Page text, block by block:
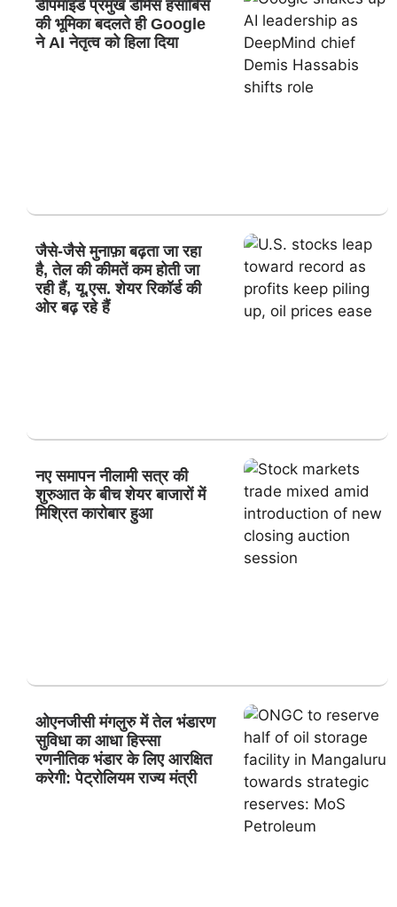
डीपमाइंड प्रमुख डेमिस हसाबिस
की भूमिका बदलते ही Google
ने AI नेतृत्व को हिला दिया
जैसे-जैसे मुनाफ़ा बढ़ता जा रहा
है, तेल की कीमतें कम होती जा
रही हैं, यू.एस. शेयर रिकॉर्ड की
ओर बढ़ रहे हैं
नए समापन नीलामी सत्र की
शुरुआत के बीच शेयर बाजारों में
मिश्रित कारोबार हुआ
ओएनजीसी मंगलुरु में तेल भंडारण
सुविधा का आधा हिस्सा
रणनीतिक भंडार के लिए आरक्षित
करेगी: पेट्रोलियम राज्य मंत्री